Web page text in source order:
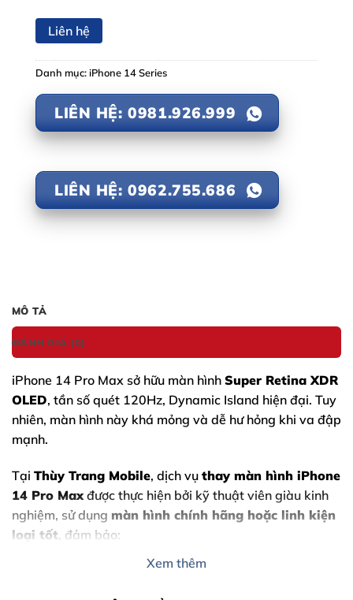
Liên hệ
Danh mục:iPhone 14 Series
LIÊN HỆ: 0981.926.999
LIÊN HỆ: 0962.755.686
MÔ TẢ
ĐÁNH GIÁ (0)
iPhone 14 Pro Max sở hữu màn hình Super Retina XDR
OLED, tần số quét 120Hz, Dynamic Island hiện đại. Tuy
nhiên, màn hình này khá mỏng và dễ hư hỏng khi va đập
mạnh.
Tại Thùy Trang Mobile, dịch vụ thay màn hình iPhone
14 Pro Max được thực hiện bởi kỹ thuật viên giàu kinh
nghiệm, sử dụng màn hình chính hãng hoặc linh kiện
loại tốt, đảm bảo:
Hiển thị sắc nét, chuẩn màu
Xem thêm